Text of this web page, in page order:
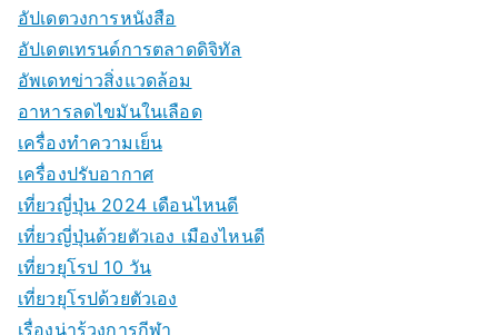
อัปเดตวงการหนังสือ
อัปเดตเทรนด์การตลาดดิจิทัล
อัพเดทข่าวสิ่งแวดล้อม
อาหารลดไขมันในเลือด
เครื่องทำความเย็น
เครื่องปรับอากาศ
เที่ยวญี่ปุ่น 2024 เดือนไหนดี
เที่ยวญี่ปุ่นด้วยตัวเอง เมืองไหนดี
เที่ยวยุโรป 10 วัน
เที่ยวยุโรปด้วยตัวเอง
เรื่องน่ารู้วงการกีฬา